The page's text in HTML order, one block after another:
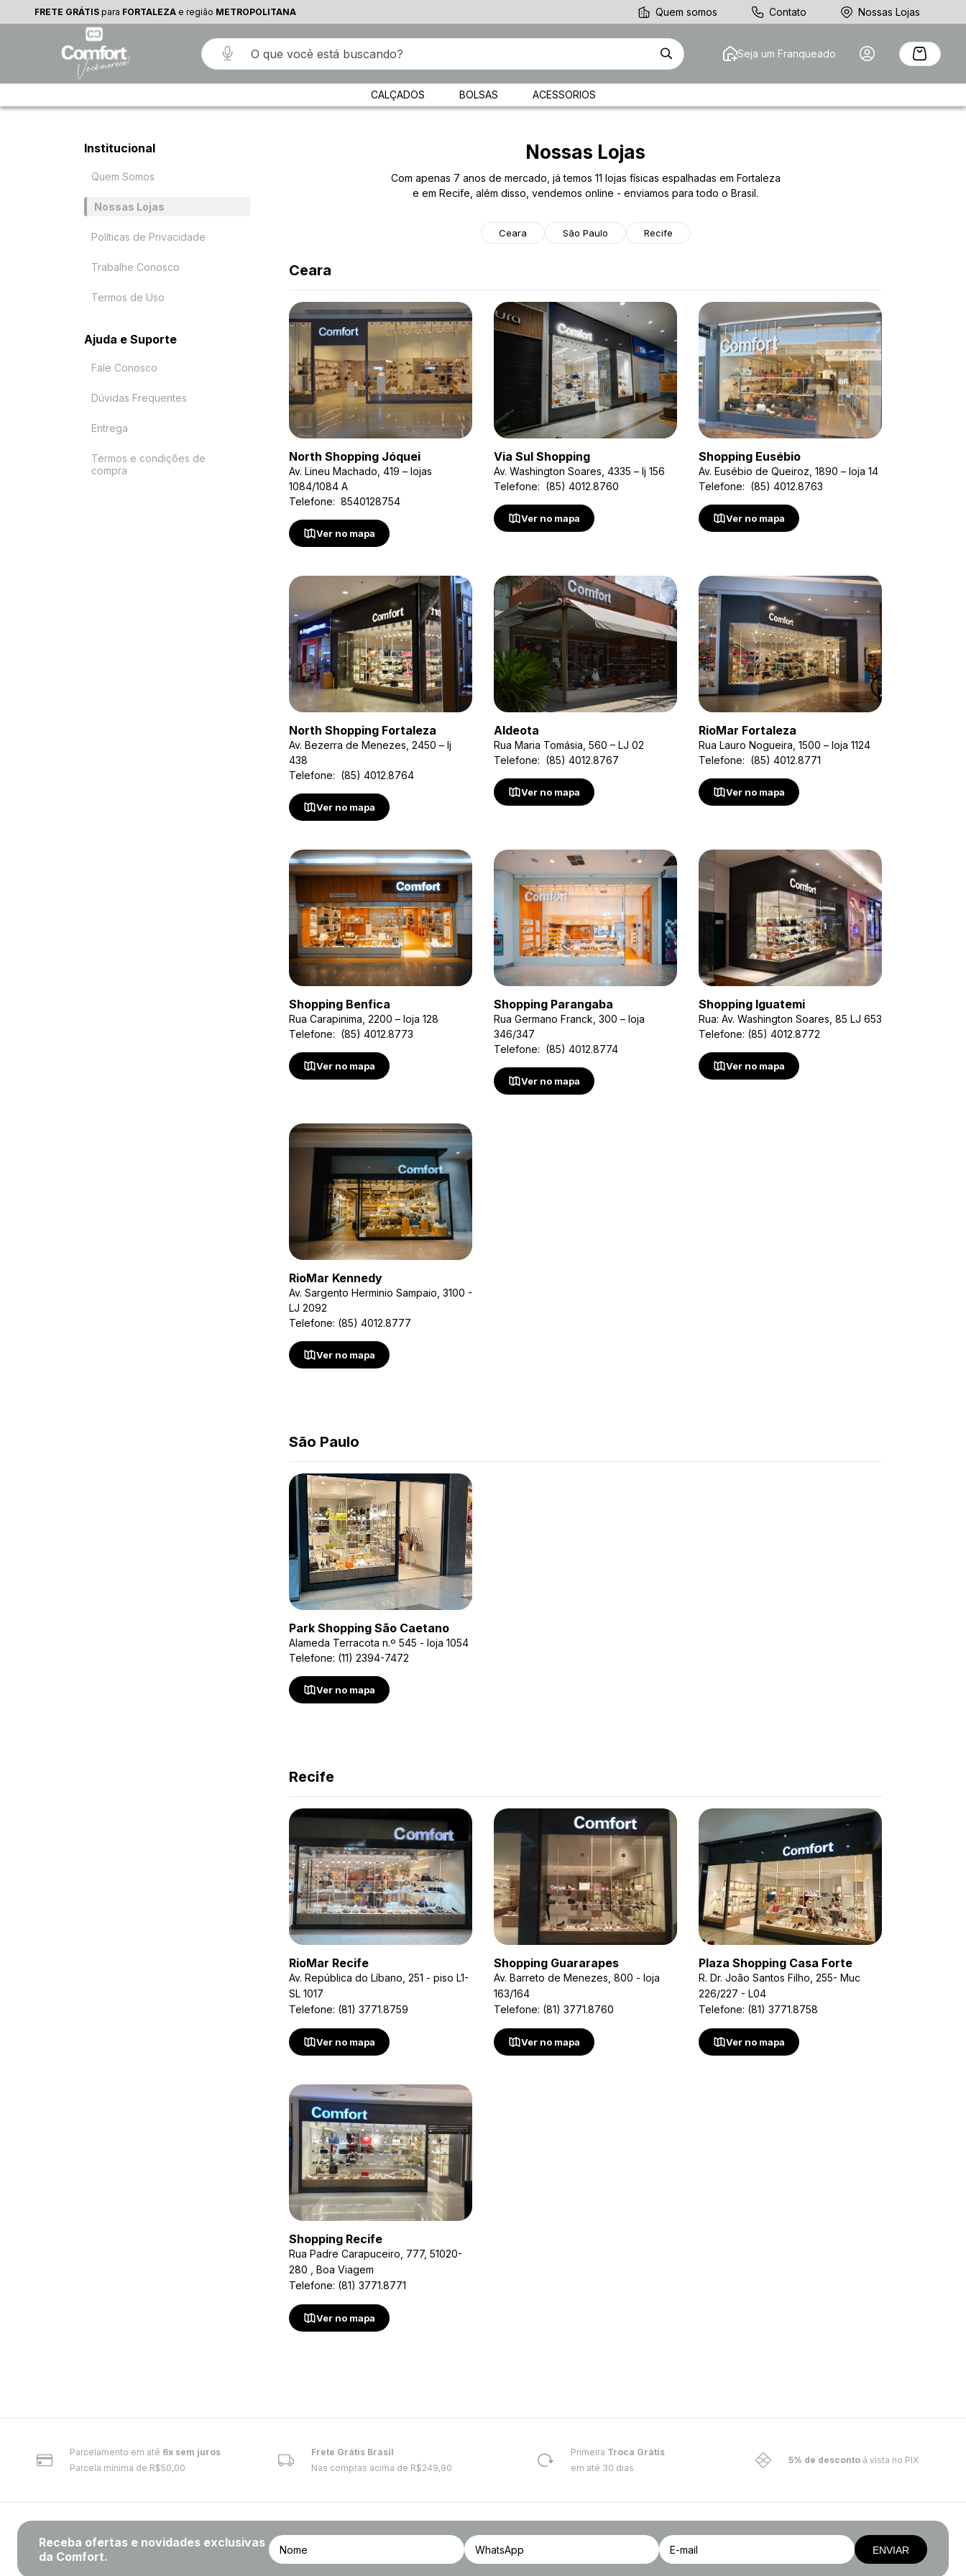
FRETE GRÁTIS para FORTALEZA e região METROPOLITANA Quem somos Contato Nossas Lojas
Seja um Franqueado
CALÇADOS BOLSAS ACESSORIOS
Institucional
Quem Somos
Nossas Lojas
Políticas de Privacidade
Trabalhe Conosco
Termos de Uso
Ajuda e Suporte
Fale Conosco
Dúvidas Frequentes
Entrega
Termos e condições de
compra
Nossas Lojas
Com apenas 7 anos de mercado, já temos 11 lojas físicas espalhadas em Fortaleza
e em Recife, além disso, vendemos online - enviamos para todo o Brasil.
Ceara São Paulo Recife
Ceara
North Shopping Jóquei
Av. Lineu Machado, 419 – lojas
1084/1084 A
Telefone: 8540128754
Ver no mapa
Via Sul Shopping
Av. Washington Soares, 4335 – lj 156
Telefone: (85) 4012.8760
Ver no mapa
Shopping Eusébio
Av. Eusébio de Queiroz, 1890 – loja 14
Telefone: (85) 4012.8763
Ver no mapa
North Shopping Fortaleza
Av. Bezerra de Menezes, 2450 – lj
438
Telefone: (85) 4012.8764
Ver no mapa
Aldeota
Rua Maria Tomásia, 560 – LJ 02
Telefone: (85) 4012.8767
Ver no mapa
RioMar Fortaleza
Rua Lauro Nogueira, 1500 – loja 1124
Telefone: (85) 4012.8771
Ver no mapa
Shopping Benfica
Rua Carapinima, 2200 – loja 128
Telefone: (85) 4012.8773
Ver no mapa
Shopping Parangaba
Rua Germano Franck, 300 – loja
346/347
Telefone: (85) 4012.8774
Ver no mapa
Shopping Iguatemi
Rua: Av. Washington Soares, 85 LJ 653
Telefone: (85) 4012.8772
Ver no mapa
RioMar Kennedy
Av. Sargento Herminio Sampaio, 3100 -
LJ 2092
Telefone: (85) 4012.8777
Ver no mapa
São Paulo
Park Shopping São Caetano
Alameda Terracota n.º 545 - loja 1054
Telefone: (11) 2394-7472
Ver no mapa
Recife
RioMar Recife
Av. República do Líbano, 251 - piso L1-
SL 1017
Telefone: (81) 3771.8759
Ver no mapa
Shopping Guararapes
Av. Barreto de Menezes, 800 - loja
163/164
Telefone: (81) 3771.8760
Ver no mapa
Plaza Shopping Casa Forte
R. Dr. João Santos Filho, 255- Muc
226/227 - L04
Telefone: (81) 3771.8758
Ver no mapa
Shopping Recife
Rua Padre Carapuceiro, 777, 51020-
280 , Boa Viagem
Telefone: (81) 3771.8771
Ver no mapa
Parcelamento em até 6x sem juros
Parcela mínima de R$50,00
Frete Grátis Brasil
Nas compras acima de R$249,90
Primeira Troca Grátis
em até 30 dias
5% de desconto á vista no PIX
Receba ofertas e novidades exclusivas
da Comfort.
ENVIAR